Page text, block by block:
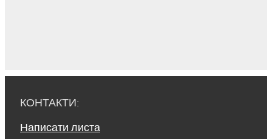
КОНТАКТИ:
Написати листа